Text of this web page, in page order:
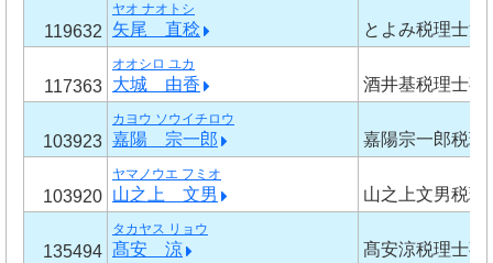
119632
ヤオ ナオトシ
矢尾 直稔 とよみ税理士
117363
オオシロ ユカ
大城 由香 酒井基税理士事
103923
カヨウ ソウイチロウ
嘉陽 宗一郎 嘉陽宗一郎税理
103920
ヤマノウエ フミオ
山之上 文男 山之上文男税理
135494
タカヤス リョウ
髙安 涼 髙安涼税理士事